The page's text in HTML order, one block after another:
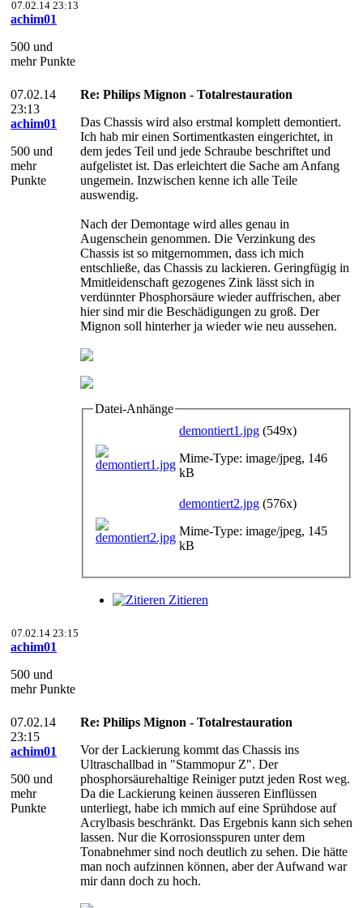
07.02.14 23:13
achim01
500 und
mehr Punkte
07.02.14
23:13
achim01
500 und
mehr
Punkte
Re: Philips Mignon - Totalrestauration
Das Chassis wird also erstmal komplett demontiert.
Ich hab mir einen Sortimentkasten eingerichtet, in
dem jedes Teil und jede Schraube beschriftet und
aufgelistet ist. Das erleichtert die Sache am Anfang
ungemein. Inzwischen kenne ich alle Teile
auswendig.
Nach der Demontage wird alles genau in
Augenschein genommen. Die Verzinkung des
Chassis ist so mitgernommen, dass ich mich
entschließe, das Chassis zu lackieren. Geringfügig in
Mmitleidenschaft gezogenes Zink lässt sich in
verdünnter Phosphorsäure wieder auffrischen, aber
hier sind mir die Beschädigungen zu groß. Der
Mignon soll hinterher ja wieder wie neu aussehen.
Datei-Anhänge
demontiert1.jpg (549x)
Mime-Type: image/jpeg, 146
kB
demontiert2.jpg (576x)
Mime-Type: image/jpeg, 145
kB
Zitieren
07.02.14 23:15
achim01
500 und
mehr Punkte
07.02.14
23:15
achim01
500 und
mehr
Punkte
Re: Philips Mignon - Totalrestauration
Vor der Lackierung kommt das Chassis ins
Ultraschallbad in "Stammopur Z". Der
phosphorsäurehaltige Reiniger putzt jeden Rost weg.
Da die Lackierung keinen äusseren Einflüssen
unterliegt, habe ich mmich auf eine Sprühdose auf
Acrylbasis beschränkt. Das Ergebnis kann sich sehen
lassen. Nur die Korrosionsspuren unter dem
Tonabnehmer sind noch deutlich zu sehen. Die hätte
man noch aufzinnen können, aber der Aufwand war
mir dann doch zu hoch.